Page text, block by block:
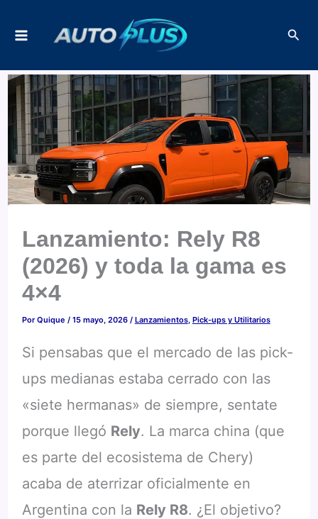
Lanzamiento: Rely R8
(2026) y toda la gama es
4×4
PorQuique / 15 mayo, 2026 / Lanzamientos, Pick-ups y Utilitarios
Si pensabas que el mercado de las pick-
ups medianas estaba cerrado con las
«siete hermanas» de siempre, sentate
porque llegó Rely. La marca china (que
es parte del ecosistema de Chery)
acaba de aterrizar oficialmente en
Argentina con la Rely R8. ¿El objetivo?